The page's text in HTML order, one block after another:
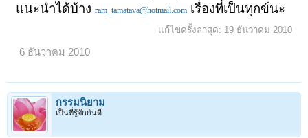
แนะนำได้บ้าง ram_tamatava@hotmail.com เรื่องที่เป็นทุกข์นะ
แก้ไขครั้งล่าสุด: 19 ธันวาคม 2010
6 ธันวาคม 2010
กรรมนิยาม
เป็นที่รู้จักกันดี